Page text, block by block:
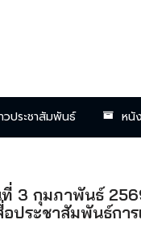
วประชาสัมพันธ์ หนั
3 กุมภาพันธ์
อประชาสัมพันธ์กา